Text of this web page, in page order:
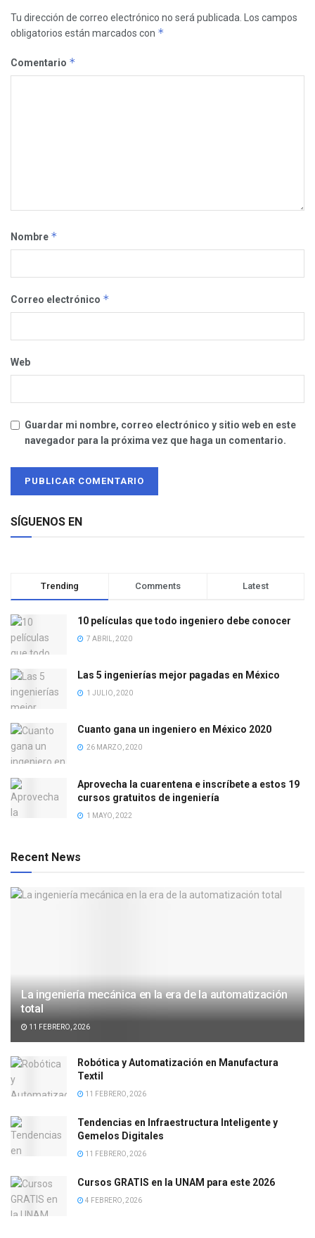
Tu dirección de correo electrónico no será publicada.
Los campos
obligatorios están marcados con *
Comentario *
Nombre *
Correo electrónico *
Web
Guardar mi nombre, correo electrónico y sitio web en este
navegador para la próxima vez que haga un comentario.
SÍGUENOS EN
Trending Comments Latest
10 películas que todo ingeniero debe conocer
7 ABRIL, 2020
Las 5 ingenierías mejor pagadas en México
1 JULIO, 2020
Cuanto gana un ingeniero en México 2020
26 MARZO, 2020
Aprovecha la cuarentena e inscríbete a estos 19
cursos gratuitos de ingeniería
1 MAYO, 2022
Recent News
La ingeniería mecánica en la era de la automatización
total
11 FEBRERO, 2026
Robótica y Automatización en Manufactura
Textil
11 FEBRERO, 2026
Tendencias en Infraestructura Inteligente y
Gemelos Digitales
11 FEBRERO, 2026
Cursos GRATIS en la UNAM para este 2026
4 FEBRERO, 2026